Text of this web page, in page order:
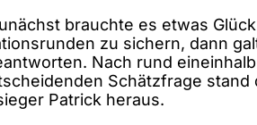
brauchte es etwas
zu sichern, dann
Nach rund
Schätzfrage stand
Patrick heraus.